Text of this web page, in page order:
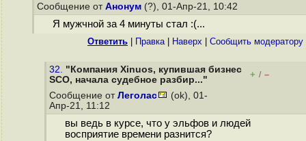
Сообщение от Анонум (?), 01-Апр-21, 10:42
Я мужчной за 4 минуты стал :(...
Ответить Правка| Наверх Cообщить модератору
32. "Компания Xinuos, купившая бизнес
SCO, начала судебное разбир..."
+ / –
Сообщение от Леголас
(ok), 01-
Апр-21, 11:12
вы ведь в курсе, что у эльфов и людей
восприятие времени разнится?